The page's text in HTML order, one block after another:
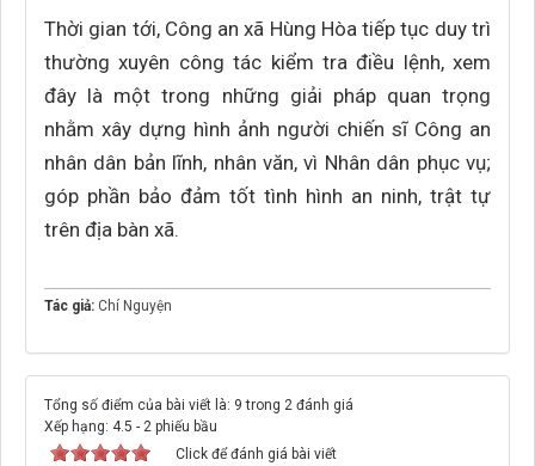
Thời gian tới, Công an xã Hùng Hòa tiếp tục duy trì
thường xuyên công tác kiểm tra điều lệnh, xem
đây là một trong những giải pháp quan trọng
nhằm xây dựng hình ảnh người chiến sĩ Công an
nhân dân bản lĩnh, nhân văn, vì Nhân dân phục vụ;
góp phần bảo đảm tốt tình hình an ninh, trật tự
trên địa bàn xã.
Tác giả: Chí Nguyện
Tổng số điểm của bài viết là: 9 trong 2 đánh giá
Xếp hạng: 4.5 - 2 phiếu bầu
Click để đánh giá bài viết